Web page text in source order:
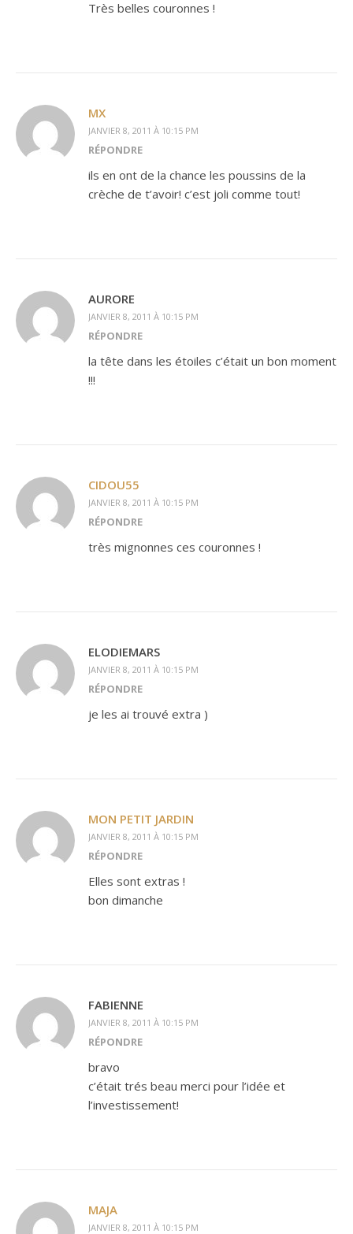
Très belles couronnes !
MX
JANVIER 8, 2011 À 10:15 PM
RÉPONDRE
ils en ont de la chance les poussins de la
crèche de t’avoir! c’est joli comme tout!
AURORE
JANVIER 8, 2011 À 10:15 PM
RÉPONDRE
la tête dans les étoiles c’était un bon moment
!!!
CIDOU55
JANVIER 8, 2011 À 10:15 PM
RÉPONDRE
très mignonnes ces couronnes !
ELODIEMARS
JANVIER 8, 2011 À 10:15 PM
RÉPONDRE
je les ai trouvé extra )
MON PETIT JARDIN
JANVIER 8, 2011 À 10:15 PM
RÉPONDRE
Elles sont extras !
bon dimanche
FABIENNE
JANVIER 8, 2011 À 10:15 PM
RÉPONDRE
bravo
c’était trés beau merci pour l’idée et
l’investissement!
MAJA
JANVIER 8, 2011 À 10:15 PM